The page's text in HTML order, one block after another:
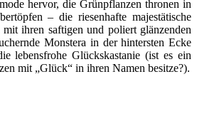
hervor, die Grünpflanzen thronen in
– die riesenhafte majestätische
ihren saftigen und poliert glänzenden
Monstera in der hintersten Ecke
lebensfrohe Glückskastanie (ist es ein
mit „Glück“ in ihren Namen besitze?).